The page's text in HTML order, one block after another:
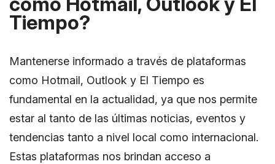
Tiempo?
Mantenerse informado a través de plataformas
como Hotmail, Outlook y El Tiempo es
fundamental en la actualidad, ya que nos permite
estar al tanto de las últimas noticias, eventos y
tendencias tanto a nivel local como internacional.
Estas plataformas nos brindan acceso a